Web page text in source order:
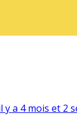
y a 4 mois et 2